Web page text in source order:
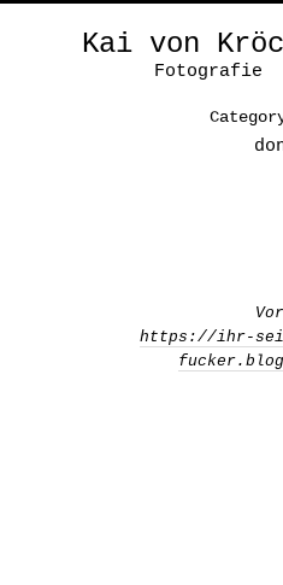
Kai von
Fotografie
https://ihr-